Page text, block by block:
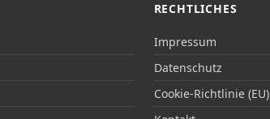
RECHTLICHES
Impressum
Datenschutz
Cookie-Richtlinie (EU)